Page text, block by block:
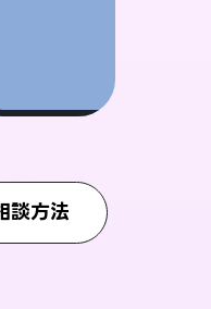
談方法